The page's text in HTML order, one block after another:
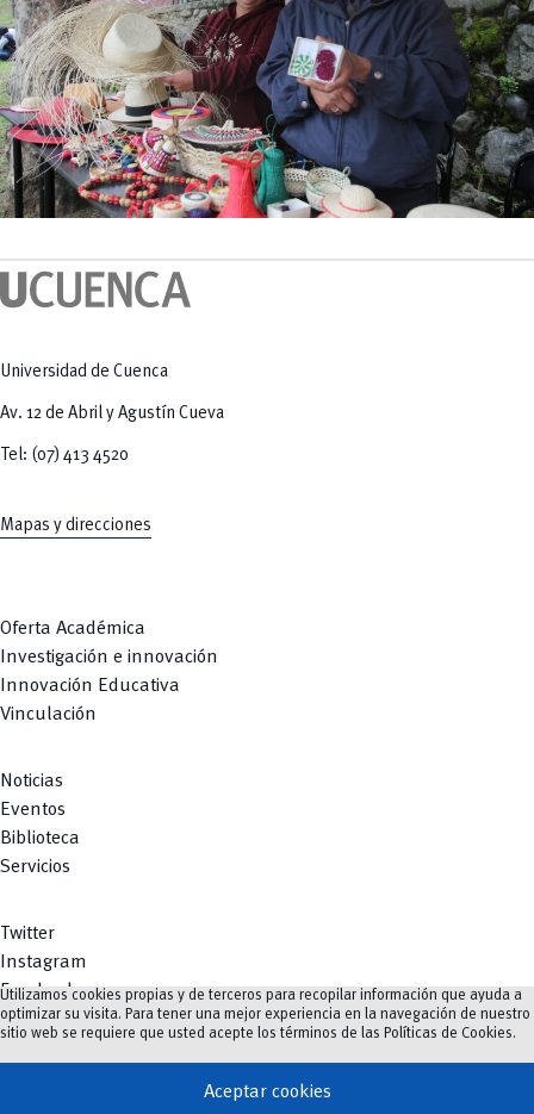
Universidad de Cuenca
Av. 12 de Abril y Agustín Cueva
Tel: (07) 413 4520
Mapas y direcciones
Oferta Académica
Investigación e innovación
Innovación Educativa
Vinculación
Noticias
Eventos
Biblioteca
Servicios
Twitter
Instagram
Facebook
Youtube
Utilizamos cookies propias y de terceros para recopilar información que ayuda a
optimizar su visita. Para tener una mejor experiencia en la navegación de nuestro
sitio web se requiere que usted acepte los términos de las Políticas de Cookies.
Aceptar cookies